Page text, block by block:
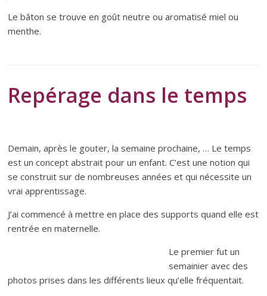
Le bâton se trouve en goût neutre ou aromatisé miel ou
menthe.
Repérage dans le temps
Demain, après le gouter, la semaine prochaine, … Le temps
est un concept abstrait pour un enfant. C’est une notion qui
se construit sur de nombreuses années et qui nécessite un
vrai apprentissage.
J’ai commencé à mettre en place des supports quand elle est
rentrée en maternelle.
Le premier fut un
semainier avec des
photos prises dans les différents lieux qu’elle fréquentait.